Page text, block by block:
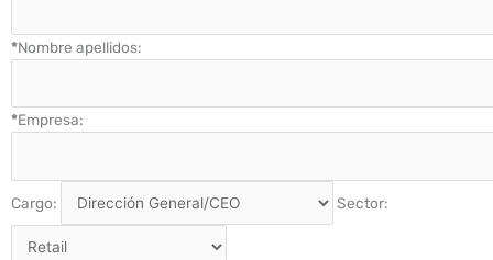
*Nombre apellidos:
*Empresa:
Cargo: Sector: